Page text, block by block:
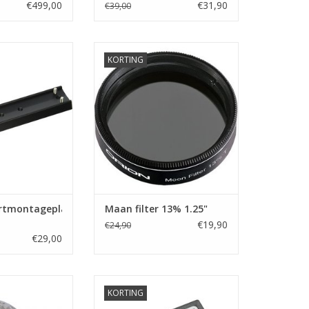
€499,00
Push-To
€39,00 €31,90
WINKELWAGEN
€29,00
KORTING
Maan filter 13% 1.25"
TOEVOEGEN AAN WINKELWAGEN
Maan filter 13% 1.25"
€24,90 €19,90
WINKELWAGEN
KORTING